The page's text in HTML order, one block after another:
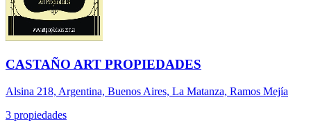
CASTAÑO ART PROPIEDADES
Alsina 218, Argentina, Buenos Aires, La Matanza, Ramos Mejía
3 propiedades